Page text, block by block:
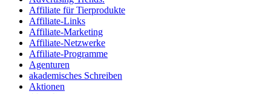
Affiliate für Tierprodukte
Affiliate-Links
Affiliate-Marketing
Affiliate-Netzwerke
Affiliate-Programme
Agenturen
akademisches Schreiben
Aktionen